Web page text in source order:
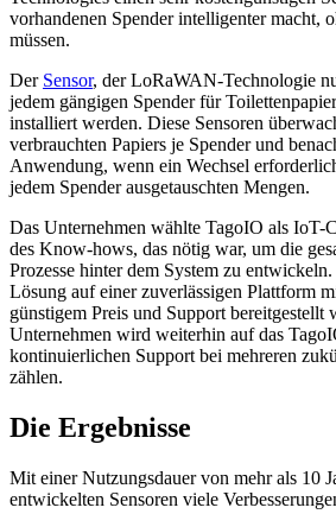
vorhandenen Spender intelligenter macht,
müssen.
Der Sensor, der LoRaWAN-Technologie
jedem gängigen Spender für
installiert werden. Diese Sensoren
verbrauchten Papiers je Spender und
Anwendung, wenn ein Wechsel
jedem Spender ausgetauschten Mengen.
Das Unternehmen wählte TagoIO als IoT-
des Know-hows, das nötig war, um die
Prozesse hinter dem System zu
Lösung auf einer zuverlässigen Plattform
günstigem Preis und Support bereitgestellt
Unternehmen wird weiterhin auf das
kontinuierlichen Support bei mehreren
zählen.
Die Ergebnisse
Mit einer Nutzungsdauer von mehr als 10
entwickelten Sensoren viele